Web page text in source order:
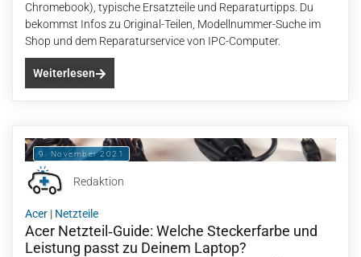
Chromebook), typische Ersatzteile und Reparaturtipps. Du
bekommst Infos zu Original-Teilen, Modellnummer-Suche im
Shop und dem Reparaturservice von IPC-Computer.
Weiterlesen
9. November 2021
Redaktion
Acer | Netzteile
Acer Netzteil‑Guide: Welche Steckerfarbe und
Leistung passt zu Deinem Laptop?